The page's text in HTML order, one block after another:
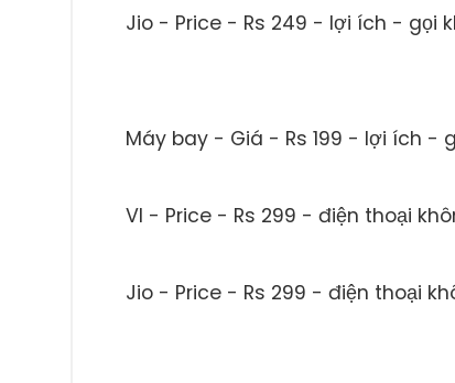
Jio - Price - Rs 249 - lợi ích - gọi
Máy bay - Giá - Rs 199 - lợi ích -
VI - Price - Rs 299 - điện thoại
Jio - Price - Rs 299 - điện thoại